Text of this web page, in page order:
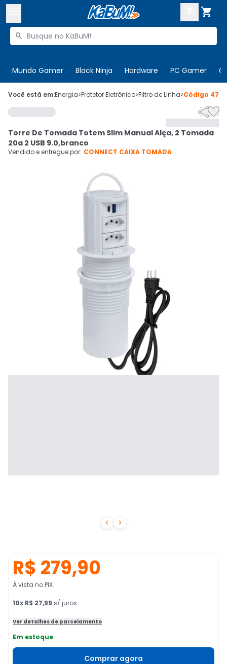

Buscar produtos

Mundo Gamer Black Ninja Hardware PC Gamer
 Olá. Acesse sua conta
 Departamentos
Cupons
Ativar tradutor em libras
CADASTRE-SE
Você está em:Energia>Protetor Eletrônico>Filtro de Linha>Código
 

Torre De Tomada Totem Slim Manual Alça, 2 Tomada
20a 2 USB 9.0,branco
Vendido e entregue por: CONNECT CAIXA TOMADA
R$ 279,90
À vista no PIX
10x R$ 27,99 s/ juros
Ver detalhes de parcelamento
Em estoque
Comprar agora